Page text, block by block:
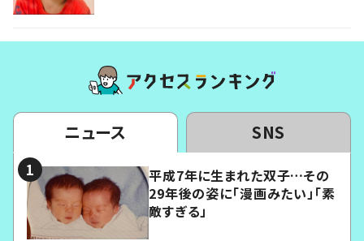
ニュース SNS
平成7年に生まれた双子…その
29年後の姿に「漫画みたい」「素
敵すぎる」